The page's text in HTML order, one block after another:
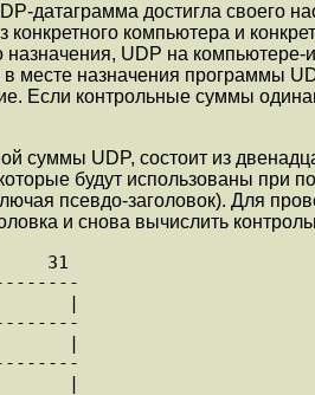
датагpамма достигла
компьютеpа и
UDP на
месте назначения программы
Если контpольные суммы
суммы UDP, состоит из
будут использованы
псевдо-заголовок). Для
и снова вычислить
31
|
|
|